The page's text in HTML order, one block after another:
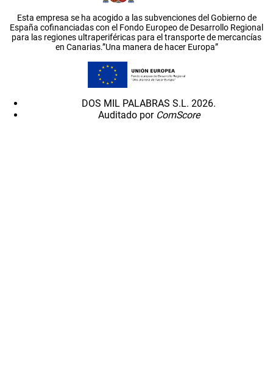
Esta empresa se ha acogido a las subvenciones del Gobierno de
España cofinanciadas con el Fondo Europeo de Desarrollo Regional
para las regiones ultraperiféricas para el transporte de mercancías
en Canarias.”Una manera de hacer Europa”
DOS MIL PALABRAS S.L. 2026.
Auditado por ComScore